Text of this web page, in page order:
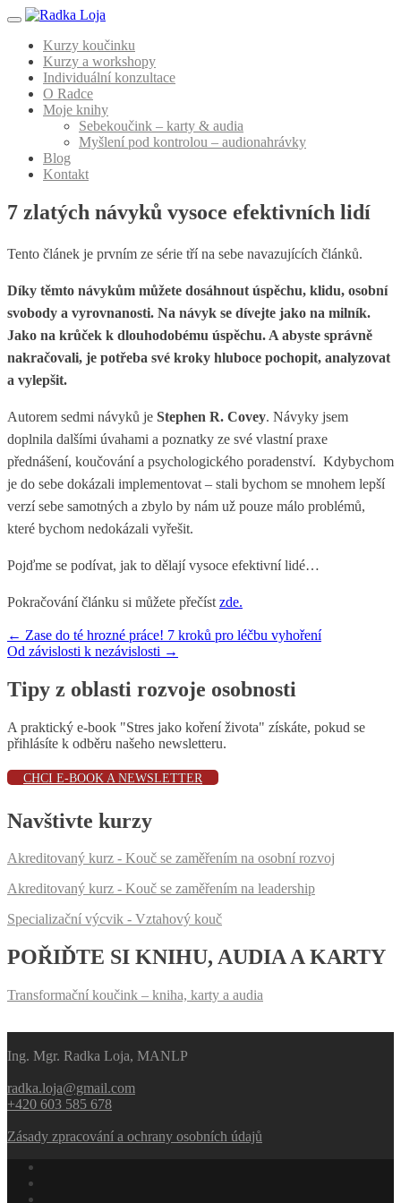
Menu
Kurzy koučinku
Kurzy a workshopy
Individuální konzultace
O Radce
Moje knihy
Sebekoučink – karty & audia
Myšlení pod kontrolou – audionahrávky
Blog
Kontakt
7 zlatých návyků vysoce efektivních lidí
Tento článek je prvním ze série tří na sebe navazujících článků.
Díky těmto návykům můžete dosáhnout úspěchu, klidu, osobní
svobody a vyrovnanosti. Na návyk se dívejte jako na milník.
Jako na krůček k dlouhodobému úspěchu. A abyste správně
nakračovali, je potřeba své kroky hluboce pochopit, analyzovat
a vylepšit.
Autorem sedmi návyků je Stephen R. Covey. Návyky jsem
doplnila dalšími úvahami a poznatky ze své vlastní praxe
přednášení, koučování a psychologického poradenství. Kdybychom
je do sebe dokázali implementovat – stali bychom se mnohem lepší
verzí sebe samotných a zbylo by nám už pouze málo problémů,
které bychom nedokázali vyřešit.
Pojďme se podívat, jak to dělají vysoce efektivní lidé…
Pokračování článku si můžete přečíst zde.
Navigace pro příspěvek
← Zase do té hrozné práce! 7 kroků pro léčbu vyhoření
Od závislosti k nezávislosti →
Tipy z oblasti rozvoje osobnosti
A praktický e-book "Stres jako koření života" získáte, pokud se
přihlásíte k odběru našeho newsletteru.
CHCI E-BOOK A NEWSLETTER
Navštivte kurzy
Akreditovaný kurz - Kouč se zaměřením na osobní rozvoj
Akreditovaný kurz - Kouč se zaměřením na leadership
Specializační výcvik - Vztahový kouč
POŘIĎTE SI KNIHU, AUDIA A KARTY
Transformační koučink – kniha, karty a audia
Ing. Mgr. Radka Loja, MANLP
radka.loja@gmail.com
+420 603 585 678
Zásady zpracování a ochrany osobních údajů